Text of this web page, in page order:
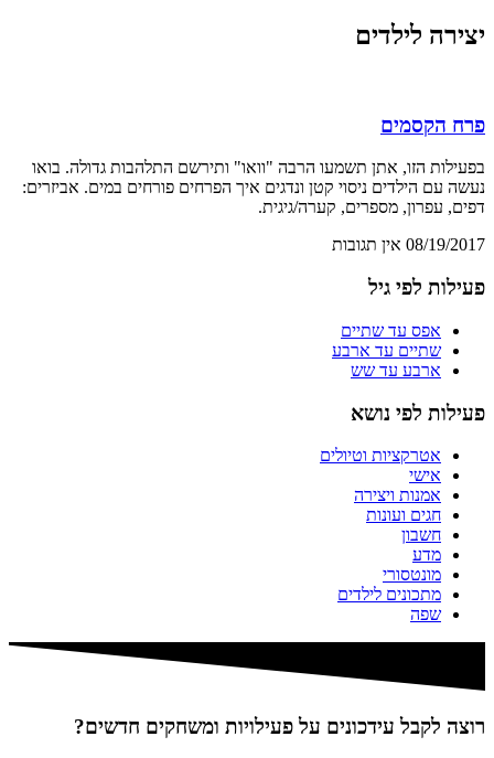
יצירה לילדים
פרח הקסמים
בפעילות הזו, אתן תשמעו הרבה "וואו" ותירשם התלהבות גדולה. בואו
נעשה עם הילדים ניסוי קטן ונדגים איך הפרחים פורחים במים. אביזרים:
דפים, עפרון, מספרים, קערה/גיגית.
08/19/2017 אין תגובות
פעילות לפי גיל
אפס עד שתיים
שתיים עד ארבע
ארבע עד שש
פעילות לפי נושא
אטרקציות וטיולים
אישי
אמנות ויצירה
חגים ועונות
חשבון
מדע
מונטסורי
מתכונים לילדים
שפה
רוצה לקבל עידכונים על פעילויות ומשחקים חדשים?